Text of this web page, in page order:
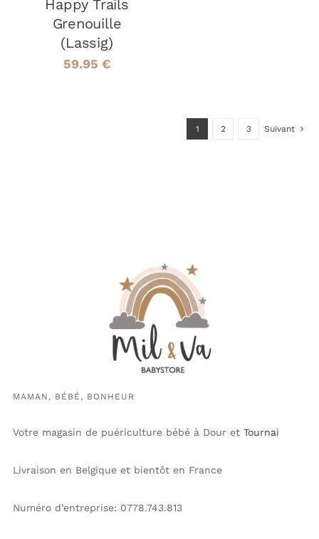
Happy Trails
Grenouille
(Lassig)
59.95 €
1 2 3 Suivant
MAMAN, BÉBÉ, BONHEUR
Votre magasin de puériculture bébé à Dour et Tournai
Livraison en Belgique et bientôt en France
Numéro d’entreprise: 0778.743.813